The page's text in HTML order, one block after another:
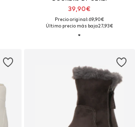
39,90€
Precio original: 69,90€
Último precio más bajo:27,93€